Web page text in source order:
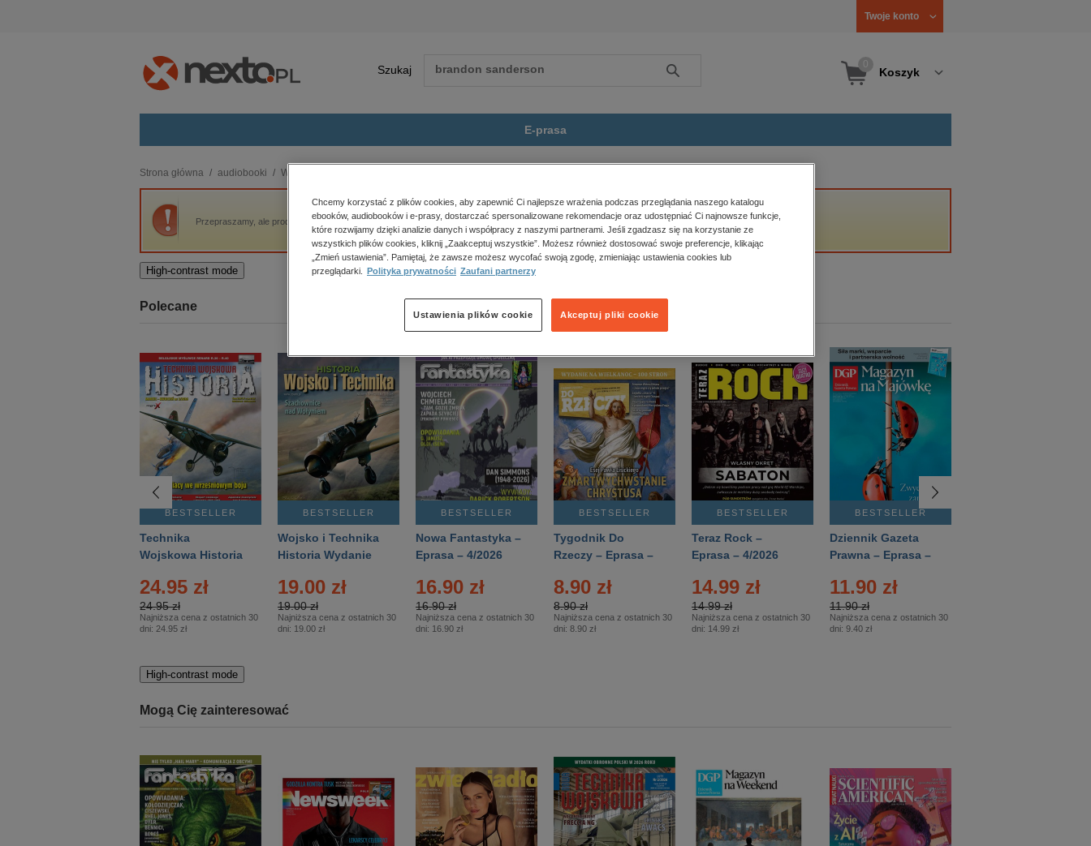
Twoje konto
Szukaj Szukaj Koszyk
E-prasa
budownictwo, aranżacja wnętrz
biznesowe, branżowe, gospodarka
darmowe wydania
edukacja
kobiece, lifestyle, kultura
polityka, społeczno-informacyjne
psychologiczne
inne
popularno-naukowe
historia
zdrowie
religie
Strona główna audiobooki Wakacje i podróże
Przepraszamy, ale produkt „Ostatnia więźniarka Auschwitz” nie jest dostępny.
High-contrast mode
Polecane
BESTSELLER
Technika
Wojskowa Historia
24.95 zł
24.95 zł
Najniższa cena z ostatnich 30
dni: 24.95 zł
BESTSELLER
Wojsko i Technika
Historia Wydanie
– 2/2026
19.00 zł
19.00 zł
Najniższa cena z ostatnich 30
dni: 19.00 zł
BESTSELLER
Nowa Fantastyka –
Eprasa – 4/2026
16.90 zł
16.90 zł
Najniższa cena z ostatnich 30
dni: 16.90 zł
BESTSELLER
Tygodnik Do
Rzeczy – Eprasa –
8.90 zł
8.90 zł
Najniższa cena z ostatnich 30
dni: 8.90 zł
BESTSELLER
Teraz Rock –
Eprasa – 4/2026
14.99 zł
14.99 zł
Najniższa cena z ostatnich 30
dni: 14.99 zł
BESTSELLER
Dziennik Gazeta
Prawna – Eprasa –
11.90 zł
11.90 zł
Najniższa cena z ostatnich 30
dni: 9.40 zł
High-contrast mode
Mogą Cię zainteresować
Chcemy korzystać z plików cookies, aby zapewnić Ci najlepsze wrażenia podczas przeglądania naszego katalogu
ebooków, audiobooków i e-prasy, dostarczać spersonalizowane rekomendacje oraz udostępniać Ci najnowsze funkcje,
które rozwijamy dzięki analizie danych i współpracy z naszymi partnerami. Jeśli zgadzasz się na korzystanie ze
wszystkich plików cookies, kliknij „Zaakceptuj wszystkie”. Możesz również dostosować swoje preferencje, klikając
„Zmień ustawienia”. Pamiętaj, że zawsze możesz wycofać swoją zgodę, zmieniając ustawienia cookies lub
przeglądarki.
Polityka prywatności Zaufani partnerzy
Akceptuj pliki cookie
Ustawienia plików cookie